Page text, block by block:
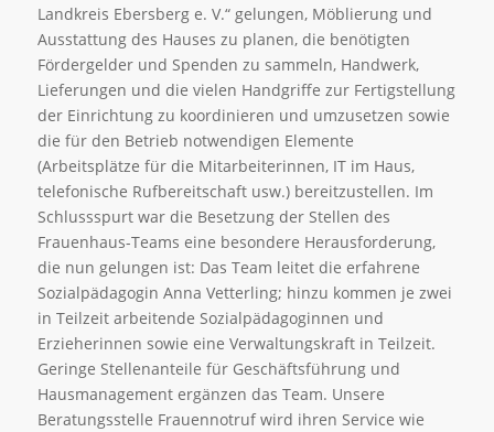
Landkreis Ebersberg e. V.“ gelungen, Möblierung und
Ausstattung des Hauses zu planen, die benötigten
Fördergelder und Spenden zu sammeln, Handwerk,
Lieferungen und die vielen Handgriffe zur Fertigstellung
der Einrichtung zu koordinieren und umzusetzen sowie
die für den Betrieb notwendigen Elemente
(Arbeitsplätze für die Mitarbeiterinnen, IT im Haus,
telefonische Rufbereitschaft usw.) bereitzustellen. Im
Schlussspurt war die Besetzung der Stellen des
Frauenhaus-Teams eine besondere Herausforderung,
die nun gelungen ist: Das Team leitet die erfahrene
Sozialpädagogin Anna Vetterling; hinzu kommen je zwei
in Teilzeit arbeitende Sozialpädagoginnen und
Erzieherinnen sowie eine Verwaltungskraft in Teilzeit.
Geringe Stellenanteile für Geschäftsführung und
Hausmanagement ergänzen das Team. Unsere
Beratungsstelle Frauennotruf wird ihren Service wie